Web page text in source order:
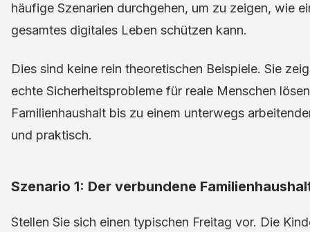
häufige Szenarien durchgehen, um zu zeigen, wie
gesamtes digitales Leben schützen kann.
Dies sind keine rein theoretischen Beispiele. Sie
echte Sicherheitsprobleme für reale Menschen
Familienhaushalt bis zu einem unterwegs
und praktisch.
Szenario 1: Der verbundene
Stellen Sie sich einen typischen Freitag vor. Die